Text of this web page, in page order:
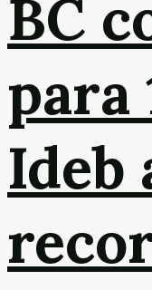
BC
para
Ideb